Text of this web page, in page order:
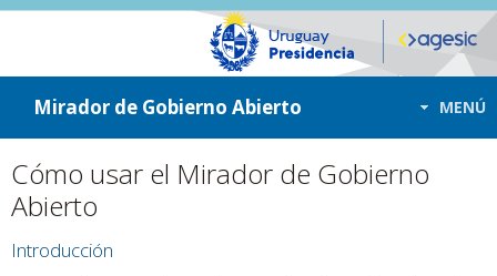
ir a contenido
ir al menú
Mirador de Gobierno Abierto MENÚ
Cómo usar el Mirador de Gobierno
Abierto
Introducción